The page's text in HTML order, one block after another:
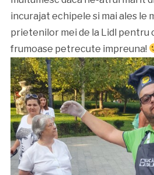
incurajat echipele si mai ales le
prietenilor mei de la Lidl pentru
frumoase petrecute impreuna!